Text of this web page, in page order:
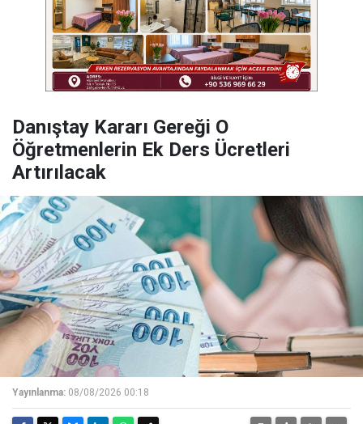
Danıştay Kararı Gereği O
Öğretmenlerin Ek Ders Ücretleri
Artırılacak
Yayınlanma: 08/08/2026 00:18